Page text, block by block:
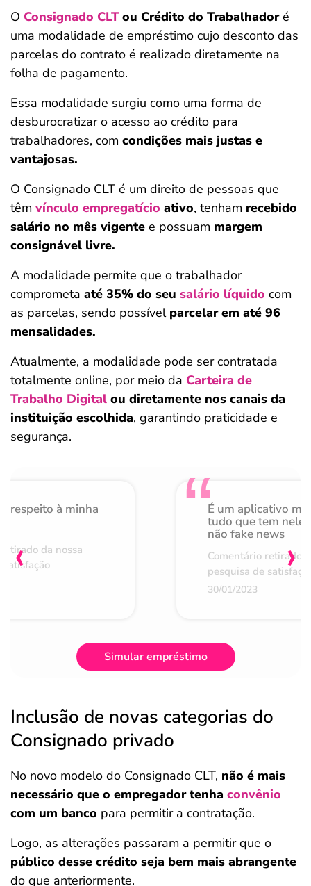
O Consignado CLTou Crédito do Trabalhadoré
uma modalidade de empréstimo cujo desconto das
parcelas do contrato é realizado diretamente na
folha de pagamento.
Essa modalidade surgiu como uma forma de
desburocratizar o acesso ao crédito para
trabalhadores, com condições mais justas e
vantajosas.
O Consignado CLT é um direito de pessoas que
têm vínculo empregatício ativo, tenham recebido
salário no mês vigente e possuam margem
consignável livre.
A modalidade permite que o trabalhador
comprometa até 35% do seu salário líquido com
as parcelas, sendo possível parcelar em até 96
mensalidades.
Atualmente, a modalidade pode ser contratada
totalmente online, por meio da Carteira de
Trabalho Digital ou diretamente nos canais da
instituição escolhida, garantindo praticidade e
segurança.
respeito à minha
da nossa
É um aplicativo
tudo que tem nele
não fake news
Comentário retirado
pesquisa de
30/01/2023
‹ ›
Simular empréstimo
Inclusão de novas categorias do
Consignado privado
No novo modelo do Consignado CLT, não é mais
necessário que o empregador tenha convênio
com um banco para permitir a contratação.
Logo, as alterações passaram a permitir que o
público desse crédito seja bem mais abrangente
do que anteriormente.